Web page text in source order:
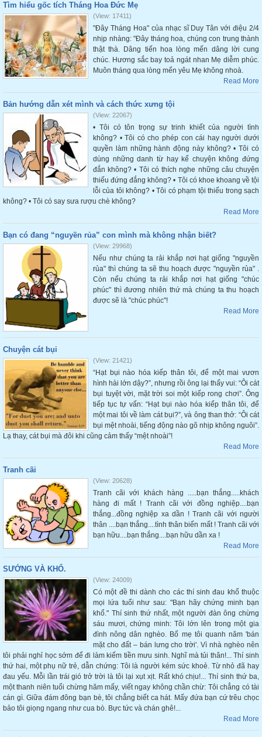
Tìm hiểu gốc tích Tháng Hoa Đức Mẹ
(View: 17411)
"Đây Tháng Hoa" của nhạc sĩ Duy Tân với điệu 2/4
nhịp nhàng: "Đây tháng hoa, chúng con trung thành
thật thà. Dâng tiến hoa lòng mến dâng lời cung
chúc. Hương sắc bay toả ngát nhan Mẹ diễm phúc.
Muôn tháng qua lòng mến yêu Mẹ không nhoà.
Read More
Bản hướng dẫn xét mình và cách thức xưng tội
(View: 22067)
• Tôi có tôn trọng sự trinh khiết của người tình
không? • Tôi có cho phép con cái hay người dưới
quyền làm những hành động này không? • Tôi có
dùng những danh từ hay kể chuyện không đứng
đắn không? • Tôi có thích nghe những câu chuyện
thiếu đứng đắng không? • Tôi có khoe khoang về tội
lỗi của tôi không? • Tôi có phạm tội thiếu trong sạch
không? • Tôi có say sưa rượu chè không?
Read More
Bạn có đang “nguyền rủa” con mình mà không nhận biết?
(View: 29968)
Nếu như chúng ta rải khắp nơi hạt giống "nguyền
rủa" thì chúng ta sẽ thu hoạch được "nguyền rủa" .
Còn nếu chúng ta rải khắp nơi hạt giống "chúc
phúc" thì đương nhiên thứ mà chúng ta thu hoạch
được sẽ là "chúc phúc"!
Read More
Chuyện cát bụi
(View: 21421)
“Hạt bụi nào hóa kiếp thân tôi, để một mai vươn
hình hài lớn dậy?”, nhưng rồi ông lại thấy vui: “Ôi cát
bụi tuyệt vời, mặt trời soi một kiếp rong chơi”. Ông
tiếp tục tự vấn: “Hạt bụi nào hóa kiếp thân tôi, để
một mai tôi về làm cát bụi?”, và ông than thở: “Ôi cát
bụi mệt nhoài, tiếng động nào gõ nhịp không nguôi”.
Lạ thay, cát bụi mà đôi khi cũng cảm thấy “mệt nhoài”!
Read More
Tranh cãi
(View: 20628)
Tranh cãi với khách hàng .....bạn thắng.....khách
hàng đi mất ! Tranh cãi với đồng nghiệp....bạn
thắng...đồng nghiệp xa dần ! Tranh cãi với người
thân ....bạn thắng....tình thân biến mất ! Tranh cãi với
bạn hữu....bạn thắng....bạn hữu dần xa !
Read More
SƯỚNG VÀ KHỔ.
(View: 24009)
Có một đề thi dành cho các thí sinh đau khổ thuộc
mọi lứa tuổi như sau: "Bạn hãy chứng minh bạn
khổ." Thí sinh thứ nhất, một người đàn ông chừng
sáu mươi, chứng minh: Tôi lớn lên trong một gia
đình nông dân nghèo. Bố mẹ tôi quanh năm 'bán
mặt cho đất – bán lưng cho trời'. Vì nhà nghèo nên
tôi phải nghỉ học sớm để đi làm kiếm tiền mưu sinh. Nghĩ mà tủi thân!... Thí sinh
thứ hai, một phụ nữ trẻ, dẫn chứng: Tôi là người kém sức khoẻ. Từ nhỏ đã hay
đau yếu. Mỗi lần trái gió trở trời là tôi lại xụt xịt. Rất khó chịu!... Thí sinh thứ ba,
một thanh niên tuổi chừng hăm mấy, viết ngay không chần chừ: Tôi chẳng có tài
cán gì. Giữa đám đông bạn bè, tôi chẳng biết ca hát. Mấy đứa bạn cứ trêu chọc
bảo tôi giọng ngang như cua bò. Bực tức và chán ghê!...
Read More